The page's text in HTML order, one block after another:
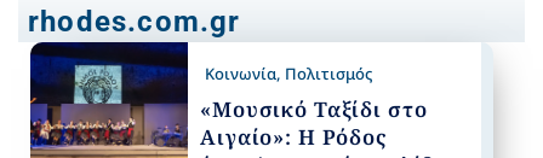
rhodes.com.gr
Κοινωνία, Πολιτισμός
«Μουσικό Ταξίδι στο
Αιγαίο»: Η Ρόδος